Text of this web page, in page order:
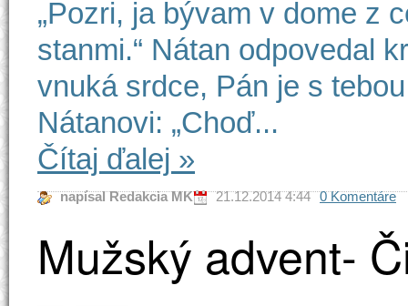
„Pozri, ja bývam v dome z
stanmi.“ Nátan odpovedal
vnuká srdce, Pán je s
Nátanovi: „Choď...
Čítaj ďalej »
napísal Redakcia MK 21.12.2014 4:44 0 Komentáre
Mužský advent-